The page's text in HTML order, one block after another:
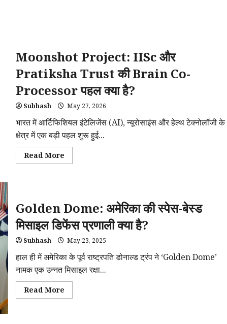
Moonshot Project: IISc और
Pratiksha Trust की Brain Co-
Processor पहल क्या है?
Subhash May 27, 2026
भारत में आर्टिफिशियल इंटेलिजेंस (AI), न्यूरोसाइंस और हेल्थ टेक्नोलॉजी के
क्षेत्र में एक बड़ी पहल शुरू हुई...
Read MoreRead
more
Pratiksha
Trust
की
Brain
Co-
Processor
क्या
है?
Golden Dome: अमेरिका की स्पेस-बेस्ड
मिसाइल डिफेंस प्रणाली क्या है?
Subhash May 23, 2025
हाल ही में अमेरिका के पूर्व राष्ट्रपति डोनाल्ड ट्रंप ने ‘Golden Dome’
नामक एक उन्नत मिसाइल रक्षा...
Read MoreRead
more